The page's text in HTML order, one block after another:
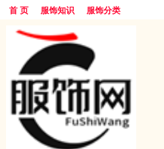
首 页 服饰知识 服饰分类